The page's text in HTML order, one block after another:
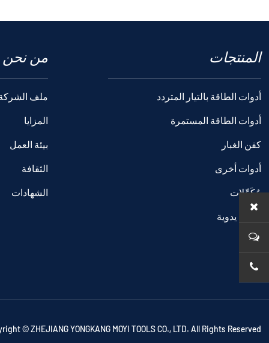
المنتجات
أدوات الطاقة بالتيار المتردد
أدوات الطاقة المستمرة
كفن الغبار
أدوات أخرى
مُكَمِّلات
أدوات يدوية
من نحن
ملف
المزايا
بيئة العمل
الثقافة
الشهادات
© ZHEJIANG YONGKANG MOYI TOOLS CO., LTD. All Rights Reserved.